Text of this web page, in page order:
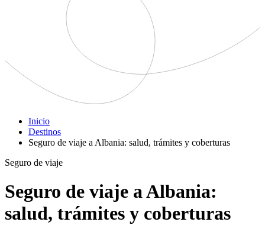
Inicio
Destinos
Seguro de viaje a Albania: salud, trámites y coberturas
Seguro de viaje
Seguro de viaje a Albania:
salud, trámites y coberturas